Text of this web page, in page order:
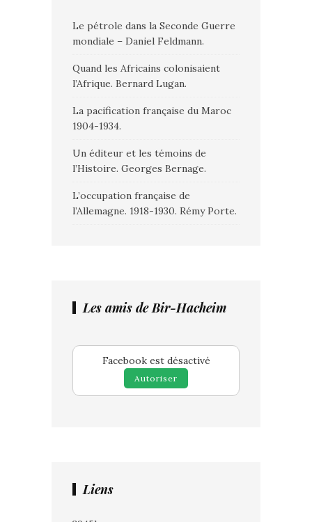
Le pétrole dans la Seconde Guerre
mondiale – Daniel Feldmann.
Quand les Africains colonisaient
l’Afrique. Bernard Lugan.
La pacification française du Maroc
1904-1934.
Un éditeur et les témoins de
l’Histoire. Georges Bernage.
L’occupation française de
l’Allemagne. 1918-1930. Rémy Porte.
Les amis de Bir-Hacheim
Facebook est désactivé
Autoriser
Liens